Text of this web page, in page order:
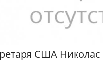
США